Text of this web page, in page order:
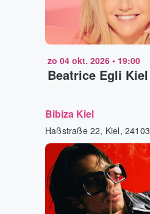
zo 04 okt. 2026 • 19:00
Beatrice Egli Kiel
Bibiza Kiel
Haßstraße 22, Kiel, 24103